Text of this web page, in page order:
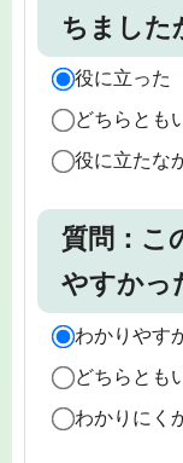
ちました
役に立った
どちらとも
役に立たな
質問：こ
やすかっ
わかりやす
どちらとも
わかりにく